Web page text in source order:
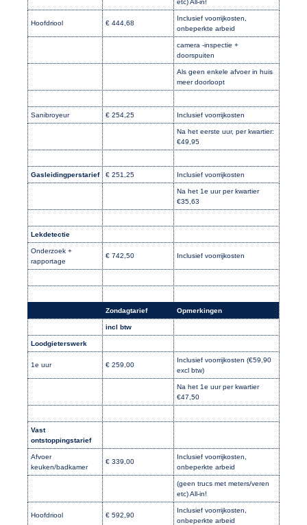
etc) All-in!
Hoofdriool € 444,68
Inclusief voorrijkosten,
onbeperkte arbeid
camera -inspectie +
doorspuiten
Als geen enkele afvoer in huis
meer doorloopt
Sanibroyeur € 254,25 Inclusief voorrijkosten
Na het eerste uur, per kwartier:
€49,95
Gasleidingperstarief € 251,25 Inclusief voorrijkosten
Na het 1e uur per kwartier
€35,63
Lekdetectie
Onderzoek +
rapportage
€ 742,50 Inclusief voorrijkosten
Zondagtarief Opmerkingen
incl btw
Loodgieterswerk
1e uur € 259,00
Inclusief voorrijkosten (€59,90
excl btw)
Na het 1e uur per kwartier
€47,50
Vast
ontstoppingstarief
Afvoer
keuken/badkamer
€ 339,00
Inclusief voorrijkosten,
onbeperkte arbeid
(geen trucs met meters/veren
etc) All-in!
Hoofdriool € 592,90
Inclusief voorrijkosten,
onbeperkte arbeid